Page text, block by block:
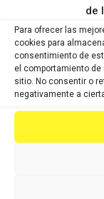
de
Para ofrecer las
cookies para
consentimiento de
el comportamiento
sitio. No consentir o
negativamente a
operarios para
Tapa
central
contraescudo
HONDA
X-
750cc
Categorías: